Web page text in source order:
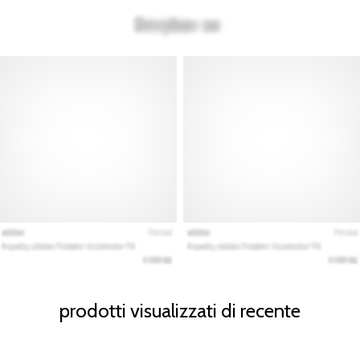
prodotti visualizzati di recente